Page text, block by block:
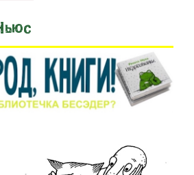
Нетаниягу и Трампа